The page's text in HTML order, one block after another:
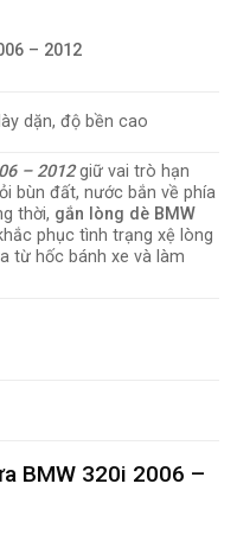
– 2012
dặn, độ bền cao
– 2012giữ vai trò hạn
bùn đất, nước bắn về phía
thời, gắn lòng dè BMW
phục tình trạng xệ lòng
từ hốc bánh xe và làm
BMW 320i 2006 –